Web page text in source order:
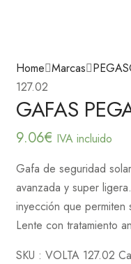
Home Marcas
127.02
GAFAS
9.06€ IVA incluido
Gafa de seguridad
avanzada y super
inyección que permiten
Lente con tratamiento
SKU : VOLTA 127.02